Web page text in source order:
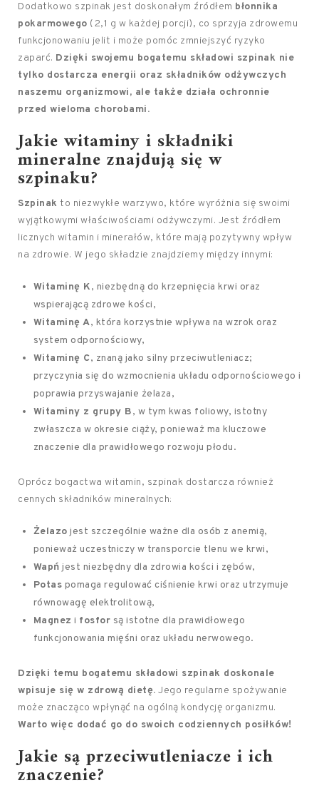
Dodatkowo szpinak jest doskonałym źródłem błonnika
pokarmowego (2,1 g w każdej porcji), co sprzyja zdrowemu
funkcjonowaniu jelit i może pomóc zmniejszyć ryzyko
zaparć. Dzięki swojemu bogatemu składowi szpinak nie
tylko dostarcza energii oraz składników odżywczych
naszemu organizmowi, ale także działa ochronnie
przed wieloma chorobami.
Jakie witaminy i składniki
mineralne znajdują się w
szpinaku?
Szpinak to niezwykłe warzywo, które wyróżnia się swoimi
wyjątkowymi właściwościami odżywczymi. Jest źródłem
licznych witamin i minerałów, które mają pozytywny wpływ
na zdrowie. W jego składzie znajdziemy między innymi:
Witaminę K, niezbędną do krzepnięcia krwi oraz
wspierającą zdrowe kości,
Witaminę A, która korzystnie wpływa na wzrok oraz
system odpornościowy,
Witaminę C, znaną jako silny przeciwutleniacz;
przyczynia się do wzmocnienia układu odpornościowego i
poprawia przyswajanie żelaza,
Witaminy z grupy B, w tym kwas foliowy, istotny
zwłaszcza w okresie ciąży, ponieważ ma kluczowe
znaczenie dla prawidłowego rozwoju płodu.
Oprócz bogactwa witamin, szpinak dostarcza również
cennych składników mineralnych:
Żelazo jest szczególnie ważne dla osób z anemią,
ponieważ uczestniczy w transporcie tlenu we krwi,
Wapń jest niezbędny dla zdrowia kości i zębów,
Potas pomaga regulować ciśnienie krwi oraz utrzymuje
równowagę elektrolitową,
Magnez i fosfor są istotne dla prawidłowego
funkcjonowania mięśni oraz układu nerwowego.
Dzięki temu bogatemu składowi szpinak doskonale
wpisuje się w zdrową dietę. Jego regularne spożywanie
może znacząco wpłynąć na ogólną kondycję organizmu.
Warto więc dodać go do swoich codziennych posiłków!
Jakie są przeciwutleniacze i ich
znaczenie?